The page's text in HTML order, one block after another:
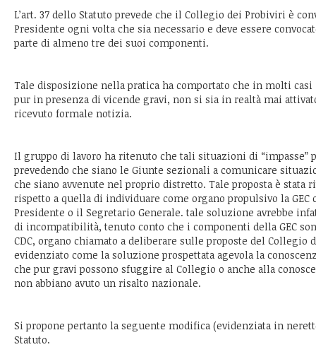
L’art. 37 dello Statuto prevede che il Collegio dei Probiviri è
Presidente ogni volta che sia necessario e deve essere
parte di almeno tre dei suoi componenti.
Tale disposizione nella pratica ha comportato che in molti
pur in presenza di vicende gravi, non si sia in realtà mai
ricevuto formale notizia.
Il gruppo di lavoro ha ritenuto che tali situazioni di “impasse”
prevedendo che siano le Giunte sezionali a comunicare
che siano avvenute nel proprio distretto. Tale proposta è stata
rispetto a quella di individuare come organo propulsivo la GEC
Presidente o il Segretario Generale. tale soluzione avrebbe
di incompatibilità, tenuto conto che i componenti della GEC
CDC, organo chiamato a deliberare sulle proposte del Collegio
evidenziato come la soluzione prospettata agevola la
che pur gravi possono sfuggire al Collegio o anche alla
non abbiano avuto un risalto nazionale.
Si propone pertanto la seguente modifica (evidenziata in
Statuto.